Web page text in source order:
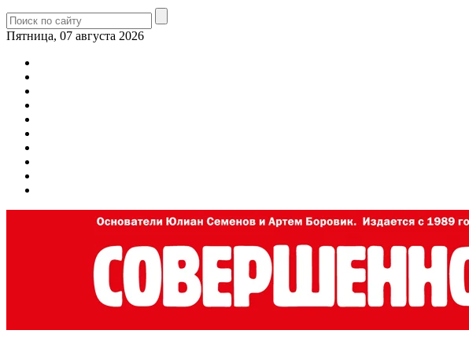
Пятница, 07 августа 2026